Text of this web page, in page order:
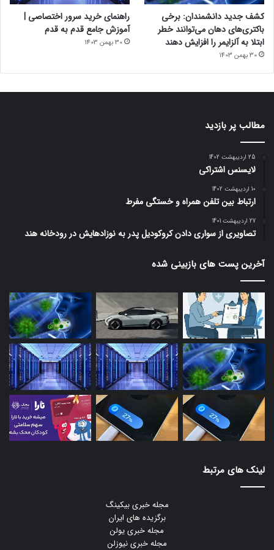
کشف جدید دانشمندان: برخی
باکتری‌های دهان می‌توانند خطر
ابتلا به آلزایمر را افزایش دهند
30 بهمن 1403
راهنمای خرید سرور اختصاصی |
آموزش جامع قدم به قدم
30 بهمن 1403
مطالب پر بازدید
25 اردیبهشت 1402
لایسنس اشتراکی
10 اردیبهشت 1402
ارتباط بین تلفن همراه و خستگی مفرط
27 اردیبهشت 1401
تصاویری از سواری دادن کروکودیل پدر به نوزادهایش در رودخانه هند
آخرین پست های بازبینی شده
لینک های مرتبط
مجله خبری بیکینگ
برگزیده های ایران
مجله خبری یولن
مجله خبری نیوزلن